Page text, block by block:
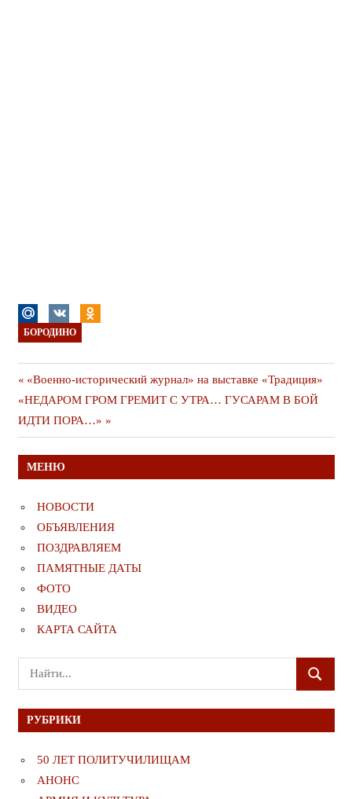
БОРОДИНО
Навигация
по
записям
Предыдущая
публикация
«Военно-исторический журнал» на выставке «Традиция»
Следующая
публикация
«НЕДАРОМ ГРОМ ГРЕМИТ С УТРА… ГУСАРАМ В БОЙ
ИДТИ ПОРА…»
МЕНЮ
НОВОСТИ
ОБЪЯВЛЕНИЯ
ПОЗДРАВЛЯЕМ
ПАМЯТНЫЕ ДАТЫ
ФОТО
ВИДЕО
КАРТА САЙТА
Поиск
для:
ПОИСК
РУБРИКИ
50 ЛЕТ ПОЛИТУЧИЛИЩАМ
АНОНС